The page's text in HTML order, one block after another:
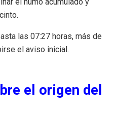
las 07:27 horas, más de
el aviso inicial.
el origen del